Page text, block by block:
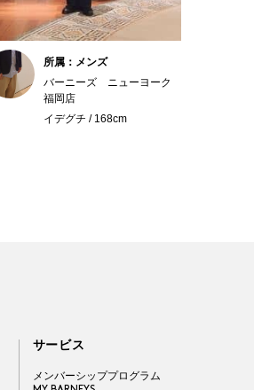
所属：メンズ
バーニーズ ニューヨーク
福岡店
イデグチ / 168cm
サービス
メンバーシッププログラム